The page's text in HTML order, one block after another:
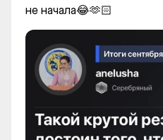
не начала😂🫶🏻